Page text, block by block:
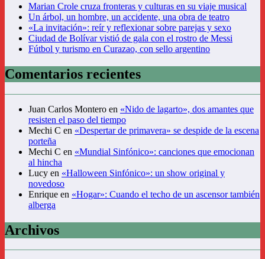
Marian Crole cruza fronteras y culturas en su viaje musical
Un árbol, un hombre, un accidente, una obra de teatro
«La invitación»: reír y reflexionar sobre parejas y sexo
Ciudad de Bolívar vistió de gala con el rostro de Messi
Fútbol y turismo en Curazao, con sello argentino
Comentarios recientes
Juan Carlos Montero en «Nido de lagarto», dos amantes que
resisten el paso del tiempo
Mechi C en «Despertar de primavera» se despide de la escena
porteña
Mechi C en «Mundial Sinfónico»: canciones que emocionan
al hincha
Lucy en «Halloween Sinfónico»: un show original y
novedoso
Enrique en «Hogar»: Cuando el techo de un ascensor también
alberga
Archivos